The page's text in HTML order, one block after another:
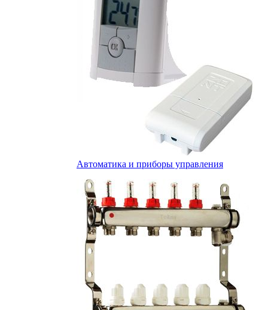
Автоматика и приборы управления